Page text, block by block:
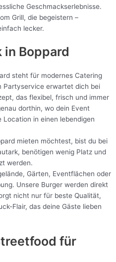
Geschmackserlebnisse.
Grill, die begeistern –
lecker.
in Boppard
steht für modernes Catering
Partyservice erwartet dich bei
das flexibel, frisch und immer
dorthin, wo dein Event
in einen lebendigen
mieten möchtest, bist du bei
benötigen wenig Platz und
werden.
Gärten, Eventflächen oder
Unsere Burger werden direkt
nicht nur für beste Qualität,
Flair, das deine Gäste lieben
für